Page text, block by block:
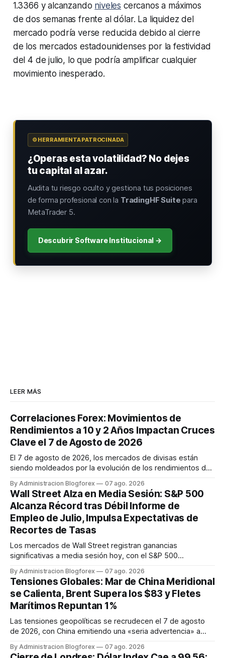
1.3366 y alcanzando niveles cercanos a máximos
de dos semanas frente al dólar. La liquidez del
mercado podría verse reducida debido al cierre
de los mercados estadounidenses por la festividad
del 4 de julio, lo que podría amplificar cualquier
movimiento inesperado.
⚙️ HERRAMIENTA PATROCINADA
¿Operas esta volatilidad? No dejes
tu capital al azar.
Audita tu riesgo oculto y gestiona tus posiciones
de forma profesional con la TradingHF Suite para
MetaTrader 5.
Descubrir Software Institucional →
LEER MÁS
Correlaciones Forex: Movimientos de
Rendimientos a 10 y 2 Años Impactan Cruces
Clave el 7 de Agosto de 2026
El 7 de agosto de 2026, los mercados de divisas están
siendo moldeados por la evolución de los rendimientos de
EE. UU. a 10 años bajan a 4,65% por datos laborales,
mientras que los Bunds alemanes a 10 años suben a 3,14%
por inflación. Los ...
By Administracion Blogforex 07 ago. 2026
Wall Street Alza en Media Sesión: S&P 500
Alcanza Récord tras Débil Informe de
Empleo de Julio, Impulsa Expectativas de
Recortes de Tasas
Los mercados de Wall Street registran ganancias
significativas a media sesión hoy, con el S&P 500
produce tras un informe de empleo de julio más débil de lo
esperado, que refuerza las expectativas de que la Reserva
Federal podría adoptar una ...
By Administracion Blogforex 07 ago. 2026
Tensiones Globales: Mar de China Meridional
se Calienta, Brent Supera los $83 y Fletes
Marítimos Repuntan 1%
Las tensiones geopolíticas se recrudecen el 7 de agosto
de 2026, con China emitiendo una «seria advertencia» a
que eleva la inestabilidad regional. Paralelamente, los
By Administracion Blogforex 07 ago. 2026